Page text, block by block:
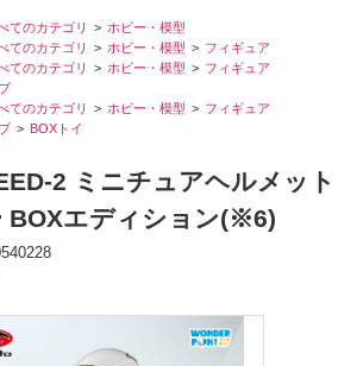
てのカテゴリ
ホビー・模型
てのカテゴリ ホビー・模型
フィギュア
てのカテゴリ ホビー・模型
フィギュア
てのカテゴリ ホビー・模型
フィギュア
BOXトイ
2 ミニチュアヘルメット
BOXエディション(※6)